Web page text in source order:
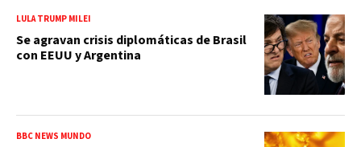
LULA TRUMP MILEI
Se agravan crisis diplomáticas de Brasil
con EEUU y Argentina
BBC NEWS MUNDO